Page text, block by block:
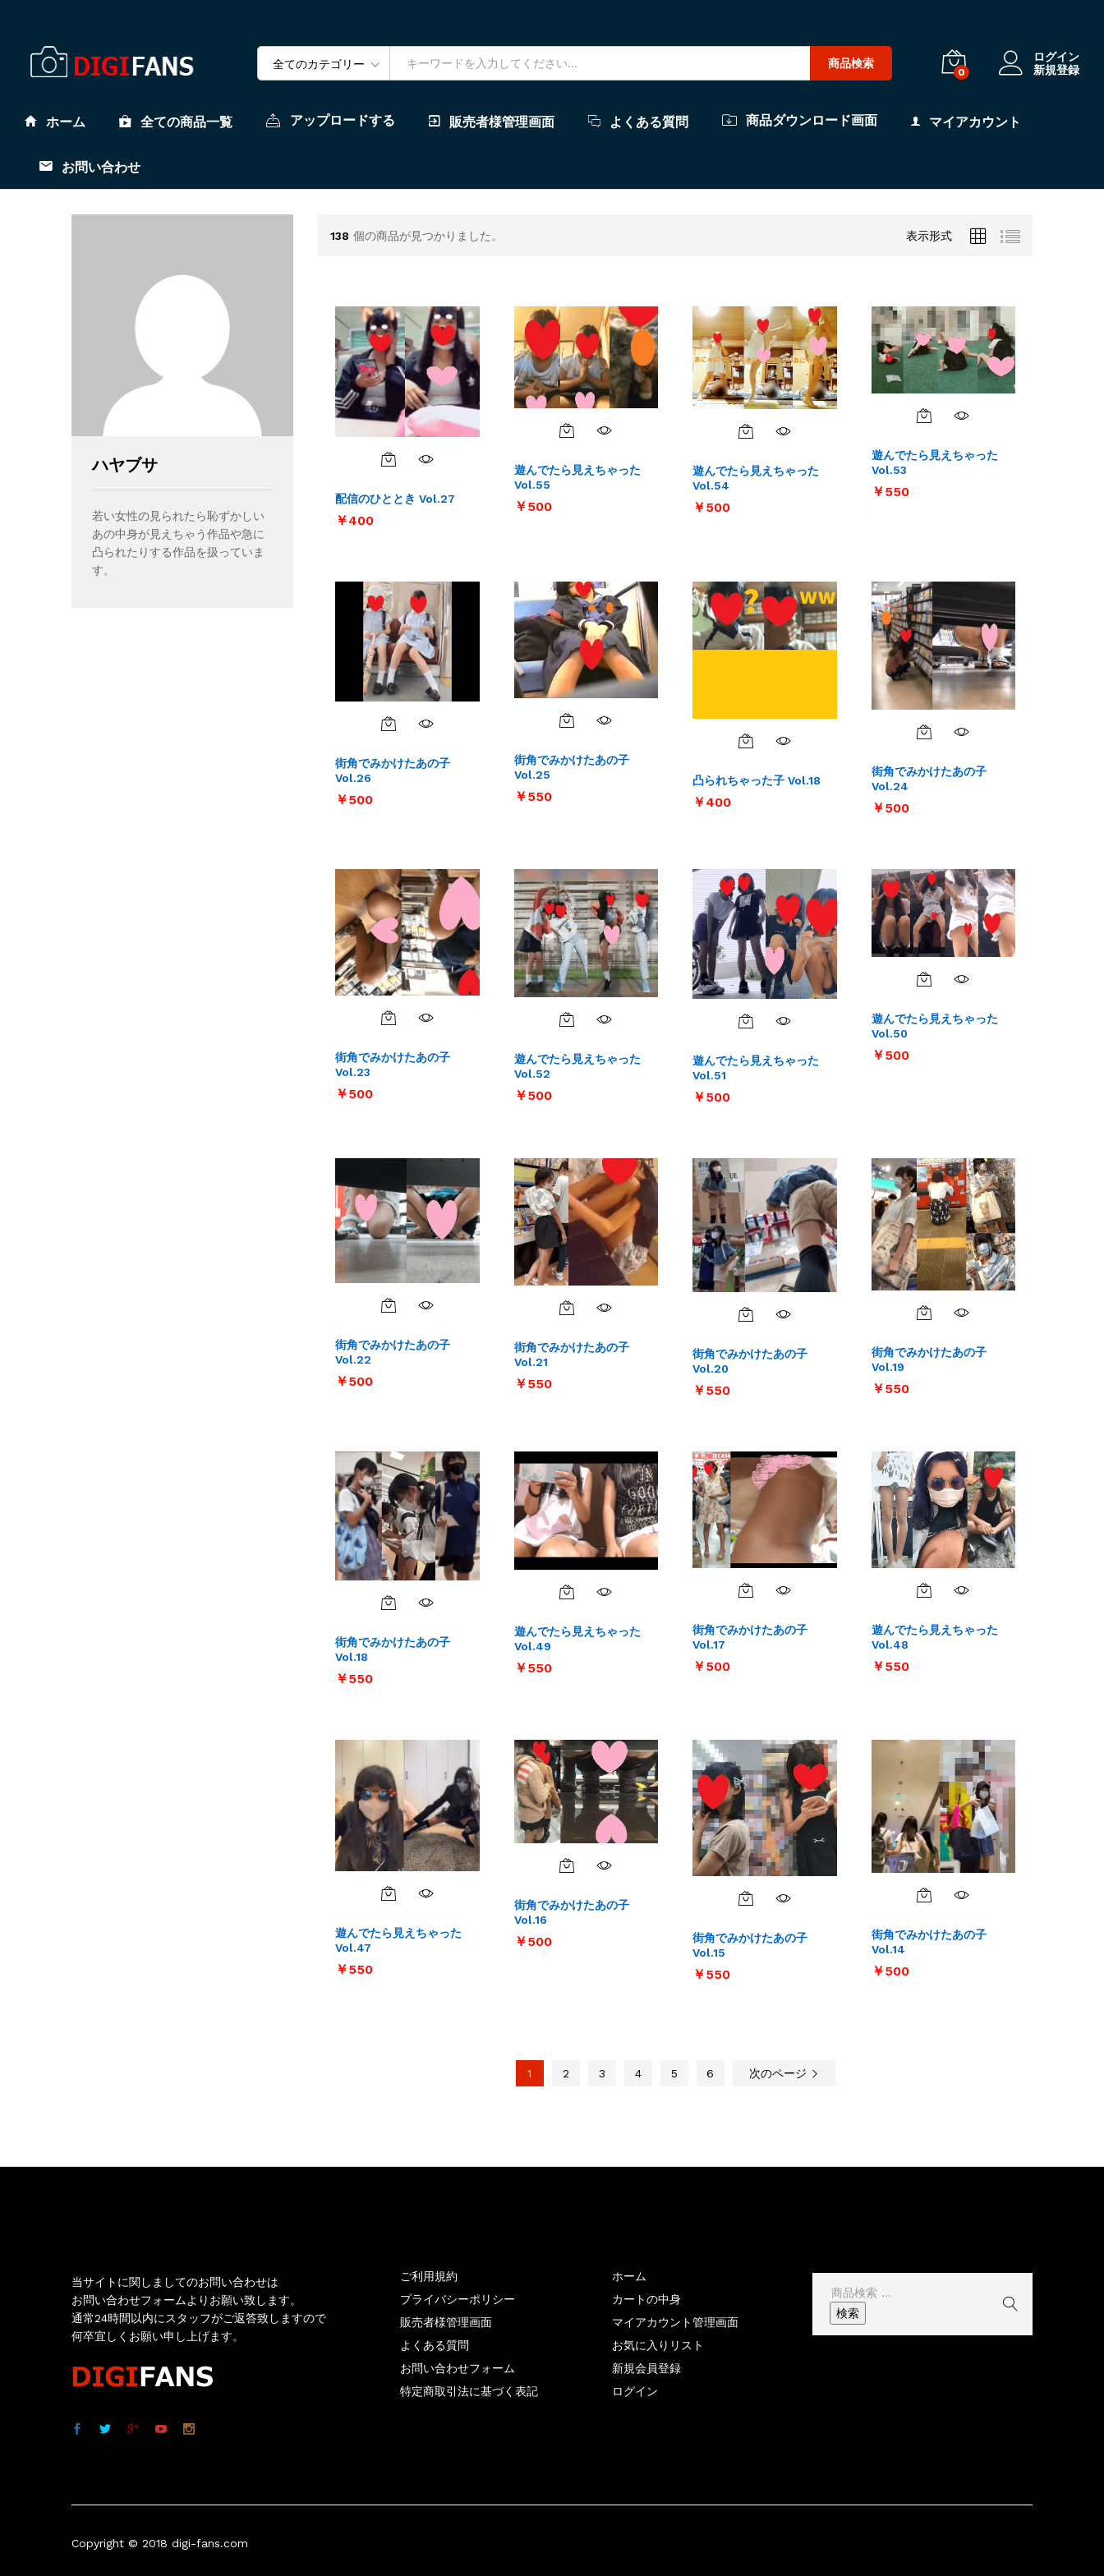
全てのカテゴリー 商品検索
0
ログイン
新規登録
ホーム 全ての商品一覧 アップロードする 販売者様管理画面 よくある質問 商品ダウンロード画面 マイアカウント
お問い合わせ
138 個の商品が見つかりました。 表示形式
配信のひととき Vol.27
￥400
￥400
遊んでたら見えちゃった
Vol.55
￥500
￥500
遊んでたら見えちゃった
Vol.54
￥500
￥500
遊んでたら見えちゃった
Vol.53
￥550
￥550
街角でみかけたあの子
Vol.26
￥500
￥500
街角でみかけたあの子
Vol.25
￥550
￥550
凸られちゃった子 Vol.18
￥400
￥400
街角でみかけたあの子
Vol.24
￥500
￥500
街角でみかけたあの子
Vol.23
￥500
￥500
遊んでたら見えちゃった
Vol.52
￥500
￥500
遊んでたら見えちゃった
Vol.51
￥500
￥500
遊んでたら見えちゃった
Vol.50
￥500
￥500
街角でみかけたあの子
Vol.22
￥500
￥500
街角でみかけたあの子
Vol.21
￥550
￥550
街角でみかけたあの子
Vol.20
￥550
￥550
街角でみかけたあの子
Vol.19
￥550
￥550
街角でみかけたあの子
Vol.18
￥550
￥550
遊んでたら見えちゃった
Vol.49
￥550
￥550
街角でみかけたあの子
Vol.17
￥500
￥500
遊んでたら見えちゃった
Vol.48
￥550
￥550
遊んでたら見えちゃった
Vol.47
￥550
￥550
街角でみかけたあの子
Vol.16
￥500
￥500
街角でみかけたあの子
Vol.15
￥550
￥550
街角でみかけたあの子
Vol.14
￥500
￥500
1 2 3 4 5 6 次のページ
ハヤブサ
若い女性の見られたら恥ずかしい
あの中身が見えちゃう作品や急に
凸られたりする作品を扱っていま
す。
当サイトに関しましてのお問い合わせは
お問い合わせフォームよりお願い致します。
通常24時間以内にスタッフがご返答致しますので
何卒宜しくお願い申し上げます。
ご利用規約
プライバシーポリシー
販売者様管理画面
よくある質問
お問い合わせフォーム
特定商取引法に基づく表記
ホーム
カートの中身
マイアカウント管理画面
お気に入りリスト
新規会員登録
ログイン
検
索
結
検索
Copyright © 2018 digi-fans.com